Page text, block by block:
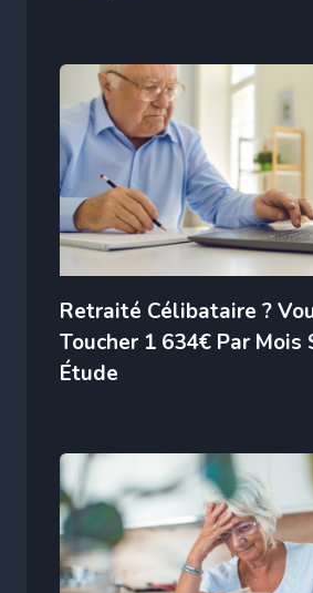
Retraité Célibataire ?
Toucher 1 634€ Par Mois
Étude